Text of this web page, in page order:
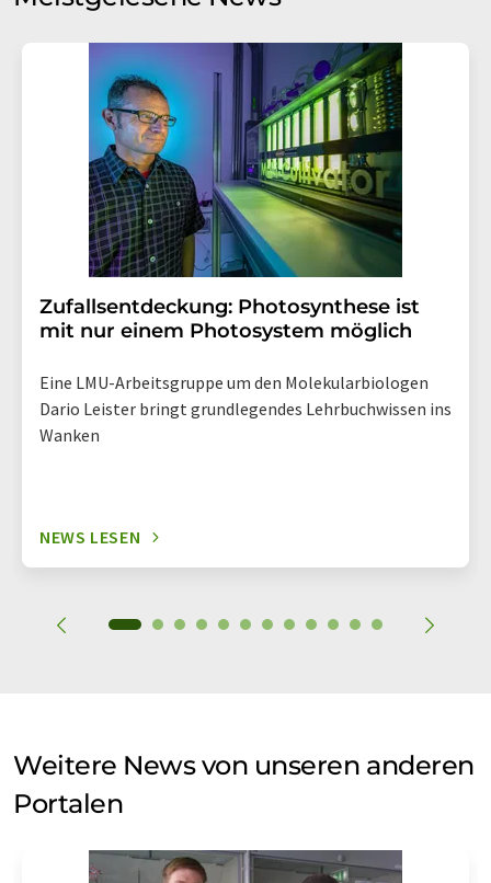
Einwilligung können Sie jederzeit ohne Angabe von
Str. 2, 12489 Berlin oder per E-Mail unter
widerruf@lumitos.com mit Wirkung für die Zukunft
widerrufen. Zudem ist in jeder E-Mail ein Link zur
Abbestellung des entsprechenden Newsletters
enthalten.
Zufallsentdeckung: Photosynthese ist
mit nur einem Photosystem möglich
Eine LMU-Arbeitsgruppe um den Molekularbiologen
Dario Leister bringt grundlegendes Lehrbuchwissen ins
Wanken
NEWS LESEN
Weitere News von unseren anderen
Portalen